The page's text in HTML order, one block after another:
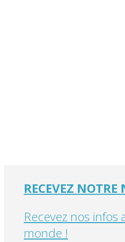
RECEVEZ NOTRE
Recevez nos infos
monde !